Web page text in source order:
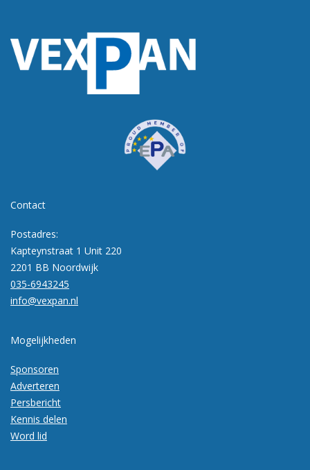
Contact
Postadres:
Kapteynstraat 1 Unit 220
2201 BB Noordwijk
035-6943245
info@vexpan.nl
Mogelijkheden
Sponsoren
Adverteren
Persbericht
Kennis delen
Word lid